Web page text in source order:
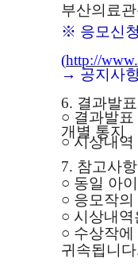
부산의료
※ 응모신
(http://
→ 공지사
6. 결과발
○ 결과발표
개별 통지
○ 시상내역
7. 참고사항
○ 동일 아
○ 응모작
○ 시상내
○ 수상작
귀속됩니